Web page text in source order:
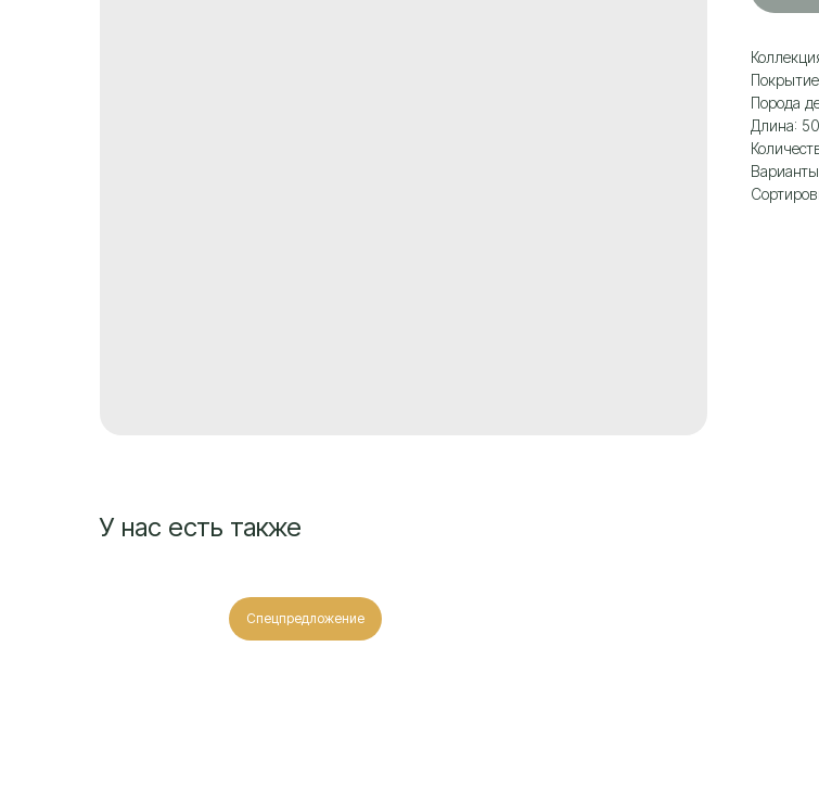
Порода
Длина:
У нас есть также
Спецпредложение